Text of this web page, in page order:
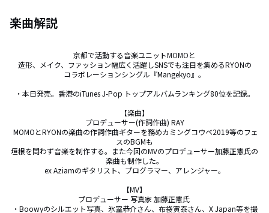
楽曲解説
京都で活動する音楽ユニットMOMOと
造形、メイク、ファッション幅広く活躍しSNSでも注目を集めるRYONの
コラボレーションシングル『Mangekyo』。
・本日発売。香港のiTunes J-Pop トップアルバムランキング80位を記録。
【楽曲】
スのBGMも
垣根を問わず音楽を制作する。また今回のMVのプロデューサー加藤正憲氏の
楽曲も制作した。
ex Aziamのギタリスト、プログラマー、アレンジャー。
【MV】
プロデューサー 写真家 加藤正憲氏
・Boowyのシルエット写真、氷室恭介さん、布袋寅泰さん、X Japan等を撮